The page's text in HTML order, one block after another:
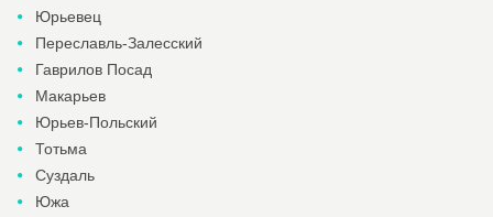
Юрьевец
Переславль-Залесский
Гаврилов Посад
Макарьев
Юрьев-Польский
Тотьма
Суздаль
Южа